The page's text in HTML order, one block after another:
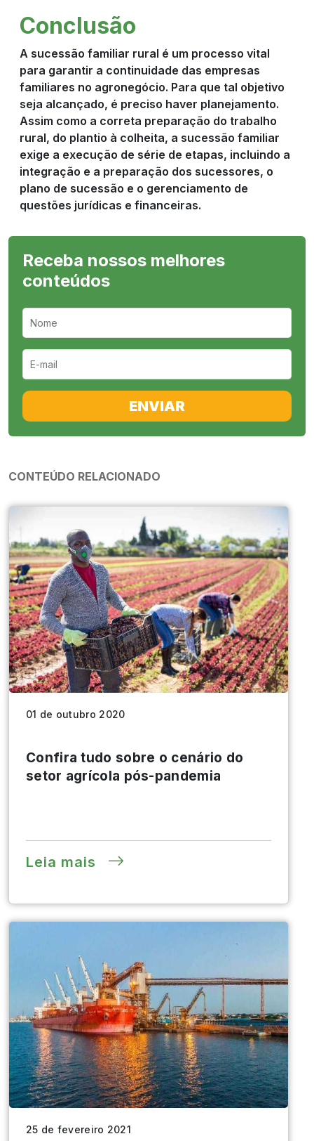
Conclusão
A sucessão familiar rural é um processo vital
para garantir a continuidade das empresas
familiares no agronegócio. Para que tal objetivo
seja alcançado, é preciso haver planejamento.
Assim como a correta preparação do trabalho
rural, do plantio à colheita, a sucessão familiar
exige a execução de série de etapas, incluindo a
integração e a preparação dos sucessores, o
plano de sucessão e o gerenciamento de
questões jurídicas e financeiras.
Receba nossos melhores
conteúdos
ENVIAR
CONTEÚDO RELACIONADO
01 de outubro 2020
Confira tudo sobre o cenário do
setor agrícola pós-pandemia
Leia mais
25 de fevereiro 2021